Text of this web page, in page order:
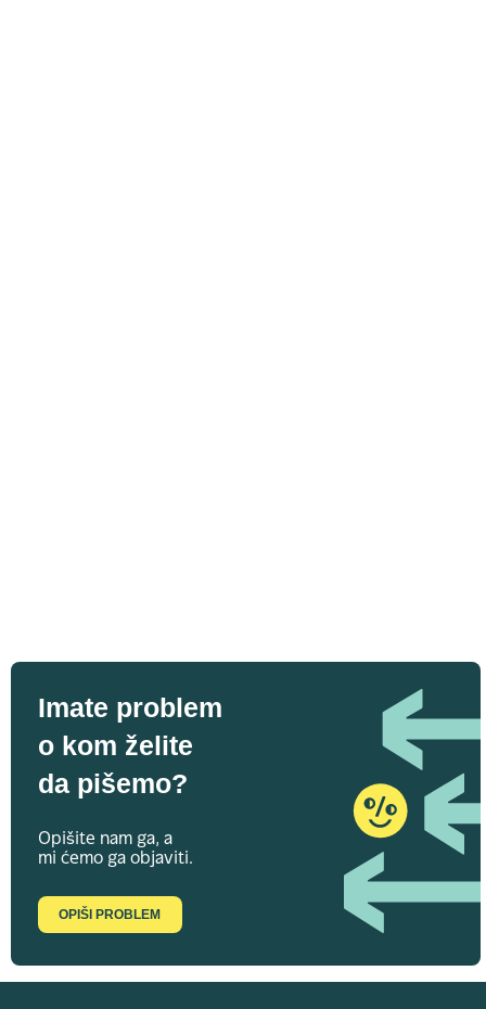
Imate problem
o kom želite
da pišemo?
Opišite nam ga, a
mi ćemo ga objaviti.
OPIŠI PROBLEM